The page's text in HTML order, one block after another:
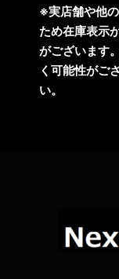
※実店舗や他
ため在庫表示
がございます
く可能性がご
い。